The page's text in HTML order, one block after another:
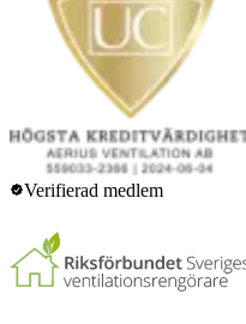
Verifierad medlem